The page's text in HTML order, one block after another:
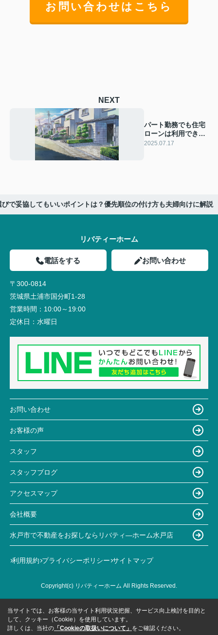
お問い合わせはこちら
NEXT
パート勤務でも住宅
ローンは利用でき
る？審査のポイント
2025.07.17
びで妥協してもいいポイントは？優先順位の付け方も夫婦向けに解説
リバティーホーム
電話をする お問い合わせ
〒300-0814
茨城県土浦市国分町1-28
営業時間： 10:00～19:00
定休日： 水曜日
お問い合わせ
お客様の声
スタッフ
スタッフブログ
アクセスマップ
会社概要
水戸市で不動産をお探しならリバティ―ホーム水戸店
利用規約 プライバシーポリシー サイトマップ
Copyright(c) リバティーホーム All Rights Reserved.
当サイトでは、お客様の当サイト利用状況把握、サービス向上検討を目的と
して、クッキー（Cookie）を使用しています。
詳しくは、当社の 「Cookieの取扱いについて」 をご確認ください。